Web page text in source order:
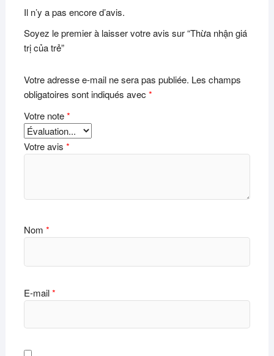
Il n’y a pas encore d’avis.
Soyez le premier à laisser votre avis sur “Thừa nhận giá
trị của trẻ”
Votre adresse e-mail ne sera pas publiée. Les champs
obligatoires sont indiqués avec *
Votre note*
Votre avis *
Nom *
E-mail*